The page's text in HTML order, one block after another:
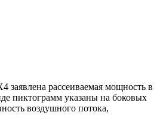
заявлена рассеиваемая мощность в
пиктограмм указаны на боковых
воздушного потока,